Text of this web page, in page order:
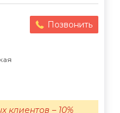
Позвонить
клиентов – 10%